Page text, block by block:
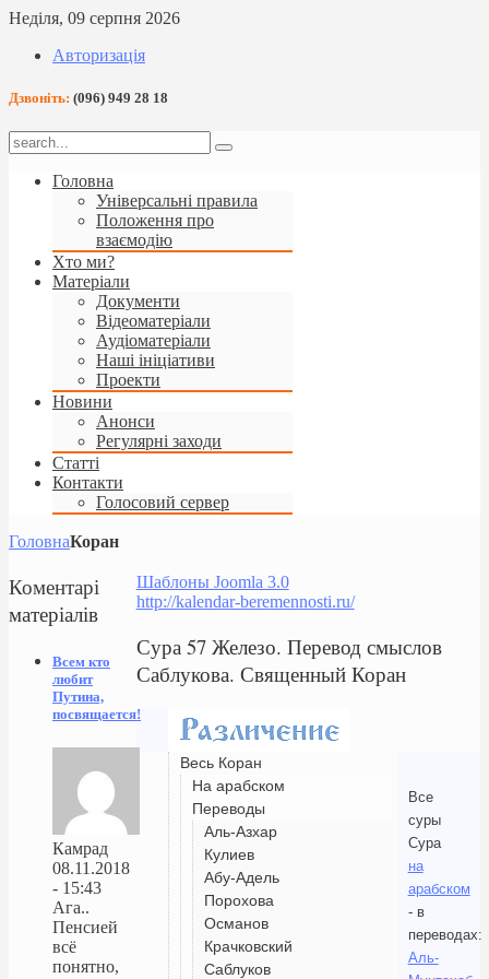
Неділя, 09 серпня 2026
Авторизація
Дзвоніть: (096) 949 28 18
Головна
Універсальні правила
Положення про
взаємодію
Хто ми?
Матеріали
Документи
Відеоматеріали
Аудіоматеріали
Наші ініціативи
Проекти
Новини
Анонси
Регулярні заходи
Статті
Контакти
Голосовий сервер
ГоловнаКоран
Шаблоны Joomla 3.0
http://kalendar-beremennosti.ru/
Сура 57 Железо. Перевод смыслов
Саблукова. Священный Коран
Весь Коран
На арабском
Переводы
Аль-Азхар
Кулиев
Абу-Адель
Порохова
Османов
Крачковский
Саблуков
Все
суры
Сура
на
арабском
- в
переводах:
Аль-
Коментарі
матеріалів
Всем кто
любит
Путина,
посвящается!
Камрад
08.11.2018
- 15:43
Ага..
Пенсией
всё
понятно,